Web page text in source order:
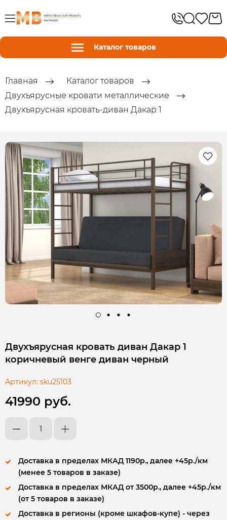
Каталог товаров
Главная
Каталог товаров
Двухъярусные кровати металлические
Двухъярусная кровать-диван Дакар 1
Двухъярусная кровать диван Дакар 1
коричневый венге диван черный
Артикул: sku25103
41990 руб.
Доставка в пределах МКАД 1190р., далее +45р./км
(менее 5 товаров в заказе)
Доставка в пределах МКАД от 3500р., далее +45р./км
(от 5 товаров в заказе)
Доставка в регионы (кроме шкафов-купе) - через